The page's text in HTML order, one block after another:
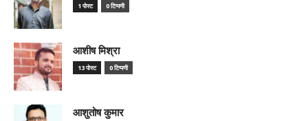
1 पोस्ट 0 टिप्पणी
आशीष मिश्रा
13 पोस्ट 0 टिप्पणी
आशुतोष कुमार